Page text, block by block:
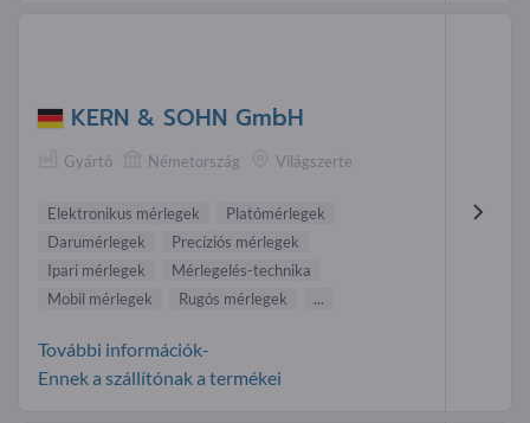
KERN & SOHN GmbH
Gyártó Németország Világszerte
Elektronikus mérlegek
Platómérlegek
Darumérlegek
Precíziós mérlegek
Ipari mérlegek
Mérlegelés-technika
Mobil mérlegek
Rugós mérlegek ...
További információk-
Ennek a szállítónak a termékei